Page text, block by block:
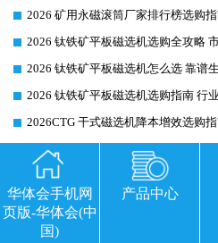
2026 矿用永磁滚筒厂家排行榜选购
2026 钛铁矿平板磁选机选购全攻略
2026 钛铁矿平板磁选机怎么选 靠谱
2026 钛铁矿平板磁选机选购指南 行
2026CTG 干式磁选机降本增效选购
2026CTG 干式磁选机完整选购指南
2026 CTG 干式磁选机选购指南|行
2026 高精度粉料磁选机选购全攻略
2026 高精度粉料磁选机头部厂家选
华体会手机网
页版-华体会(中
国)
产品中心